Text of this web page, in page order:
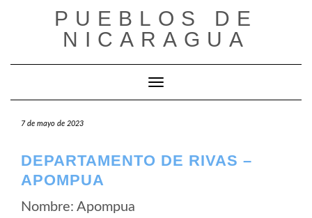
PUEBLOS DE
NICARAGUA
Cambiar modo de navegación
7 de mayo de 2023
DEPARTAMENTO DE RIVAS –
APOMPUA
Nombre: Apompua